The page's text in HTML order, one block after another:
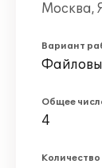
Москва,
Вариант
Общее
4